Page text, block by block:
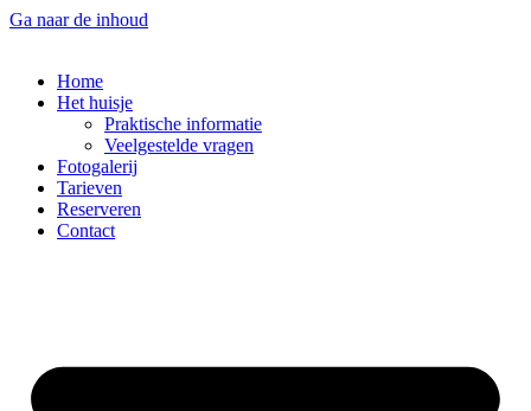
Ga naar de inhoud
Home
Het huisje
Praktische informatie
Veelgestelde vragen
Fotogalerij
Tarieven
Reserveren
Contact